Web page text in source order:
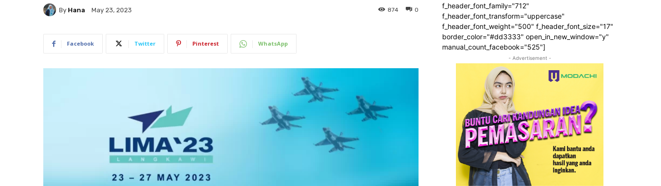
By Hana May 23, 2023 0
874
Facebook Twitter Pinterest WhatsApp
f_header_font_family="712"
f_header_font_transform="uppercase"
f_header_font_weight="500" f_header_font_size="17"
border_color="#dd3333" open_in_new_window="y"
manual_count_facebook="525"]
- Advertisement -